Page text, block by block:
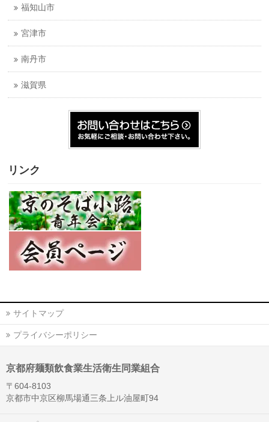
福知山市
宮津市
南丹市
滋賀県
リンク
サイトマップ
プライバシーポリシー
京都府麺類飲食業生活衛生同業組合
〒604-8103
京都市中京区柳馬場通三条上ル油屋町94